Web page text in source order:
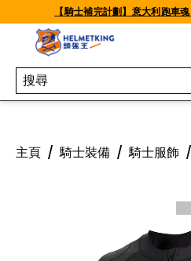
Skip to content【騎士補完計劃】意大利跑
主頁 / 騎士裝備 / 騎士服飾 /